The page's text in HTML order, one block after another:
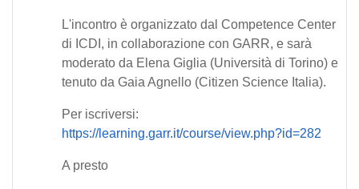
L'incontro è organizzato dal Competence Center
di ICDI, in collaborazione con GARR, e sarà
moderato da Elena Giglia (Università di Torino) e
tenuto da Gaia Agnello (Citizen Science Italia).
Per iscriversi:
https://learning.garr.it/course/view.php?id=282
A presto